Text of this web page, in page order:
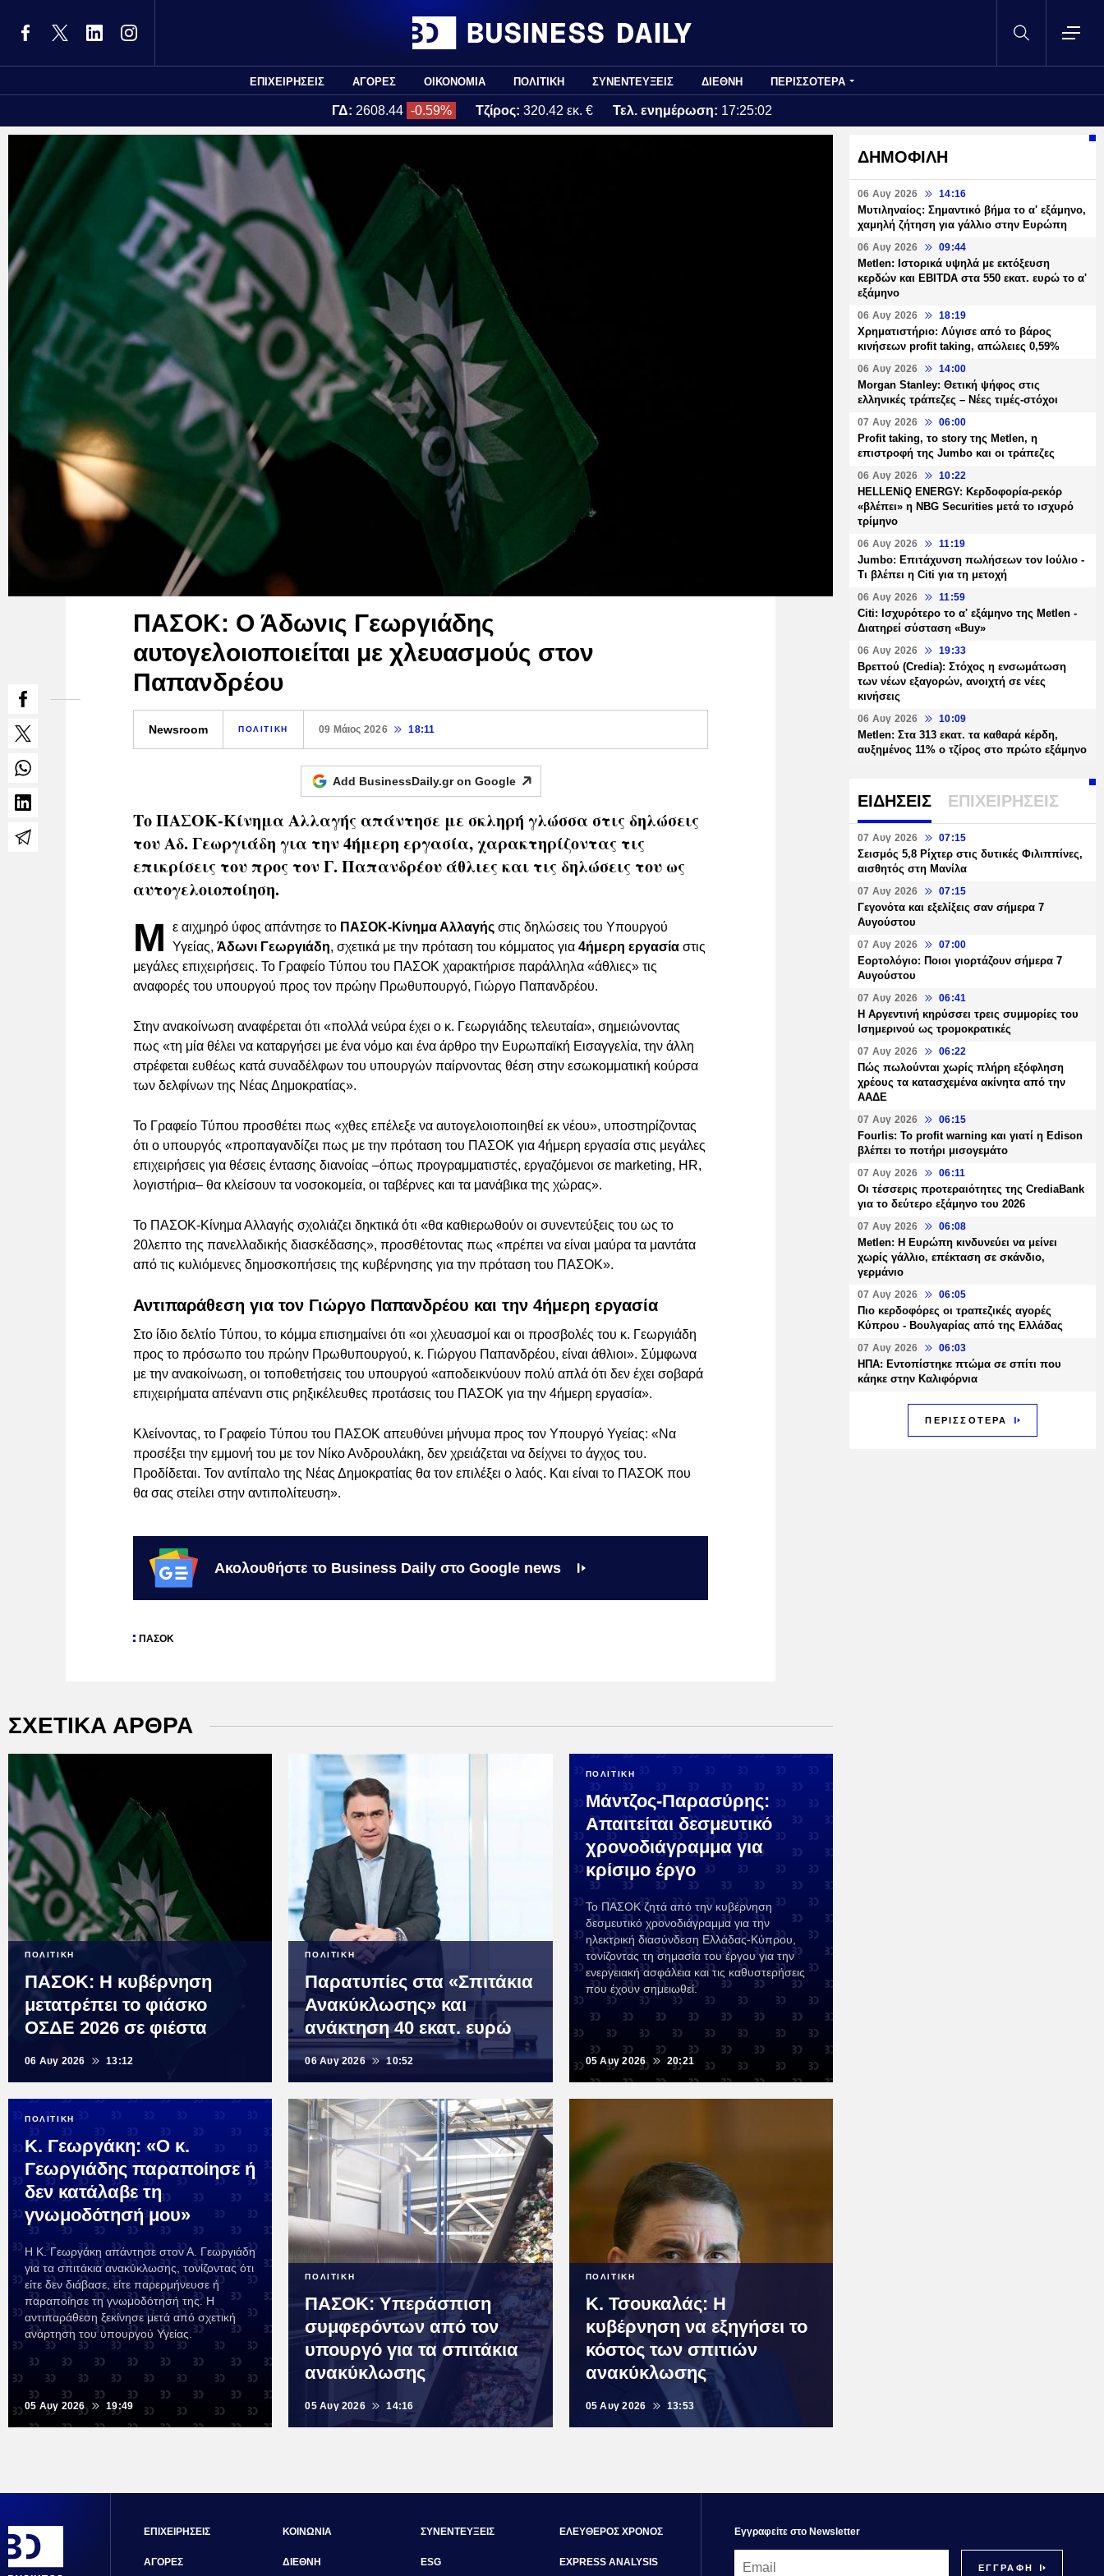
ΕΠΙΧΕΙΡΗΣΕΙΣ ΑΓΟΡΕΣ ΟΙΚΟΝΟΜΙΑ ΠΟΛΙΤΙΚΗ ΣΥΝΕΝΤΕΥΞΕΙΣ ΔΙΕΘΝΗ ΠΕΡΙΣΣΟΤΕΡΑ
ΓΔ: 2608.44 -0.59% Τζίρος: 320.42 εκ. € Τελ. ενημέρωση: 17:25:02
ΠΑΣΟΚ: Ο Άδωνις Γεωργιάδης
αυτογελοιοποιείται με χλευασμούς στον
Παπανδρέου
Newsroom ΠΟΛΙΤΙΚΗ 09 Μάιος 2026 18:11
Add BusinessDaily.gr on Google
Το ΠΑΣΟΚ-Κίνημα Αλλαγής απάντησε με σκληρή γλώσσα στις δηλώσεις
του Αδ. Γεωργιάδη για την 4ήμερη εργασία, χαρακτηρίζοντας τις
επικρίσεις του προς τον Γ. Παπανδρέου άθλιες και τις δηλώσεις του ως
αυτογελοιοποίηση.
Μ ε αιχμηρό ύφος απάντησε το ΠΑΣΟΚ-Κίνημα Αλλαγής στις δηλώσεις του Υπουργού
Υγείας, Άδωνι Γεωργιάδη, σχετικά με την πρόταση του κόμματος για 4ήμερη εργασία στις
μεγάλες επιχειρήσεις. Το Γραφείο Τύπου του ΠΑΣΟΚ χαρακτήρισε παράλληλα «άθλιες» τις
αναφορές του υπουργού προς τον πρώην Πρωθυπουργό, Γιώργο Παπανδρέου.
Στην ανακοίνωση αναφέρεται ότι «πολλά νεύρα έχει ο κ. Γεωργιάδης τελευταία», σημειώνοντας
πως «τη μία θέλει να καταργήσει με ένα νόμο και ένα άρθρο την Ευρωπαϊκή Εισαγγελία, την άλλη
στρέφεται ευθέως κατά συναδέλφων του υπουργών παίρνοντας θέση στην εσωκομματική κούρσα
των δελφίνων της Νέας Δημοκρατίας».
Το Γραφείο Τύπου προσθέτει πως «χθες επέλεξε να αυτογελοιοποιηθεί εκ νέου», υποστηρίζοντας
ότι ο υπουργός «προπαγανδίζει πως με την πρόταση του ΠΑΣΟΚ για 4ήμερη εργασία στις μεγάλες
επιχειρήσεις για θέσεις έντασης διανοίας –όπως προγραμματιστές, εργαζόμενοι σε marketing, HR,
λογιστήρια– θα κλείσουν τα νοσοκομεία, οι ταβέρνες και τα μανάβικα της χώρας».
Το ΠΑΣΟΚ-Κίνημα Αλλαγής σχολιάζει δηκτικά ότι «θα καθιερωθούν οι συνεντεύξεις του ως το
20λεπτο της πανελλαδικής διασκέδασης», προσθέτοντας πως «πρέπει να είναι μαύρα τα μαντάτα
από τις κυλιόμενες δημοσκοπήσεις της κυβέρνησης για την πρόταση του ΠΑΣΟΚ».
Αντιπαράθεση για τον Γιώργο Παπανδρέου και την 4ήμερη εργασία
Στο ίδιο δελτίο Τύπου, το κόμμα επισημαίνει ότι «οι χλευασμοί και οι προσβολές του κ. Γεωργιάδη
προς το πρόσωπο του πρώην Πρωθυπουργού, κ. Γιώργου Παπανδρέου, είναι άθλιοι». Σύμφωνα
με την ανακοίνωση, οι τοποθετήσεις του υπουργού «αποδεικνύουν πολύ απλά ότι δεν έχει σοβαρά
επιχειρήματα απέναντι στις ρηξικέλευθες προτάσεις του ΠΑΣΟΚ για την 4ήμερη εργασία».
Κλείνοντας, το Γραφείο Τύπου του ΠΑΣΟΚ απευθύνει μήνυμα προς τον Υπουργό Υγείας: «Να
προσέξει την εμμονή του με τον Νίκο Ανδρουλάκη, δεν χρειάζεται να δείχνει το άγχος του.
Προδίδεται. Τον αντίπαλο της Νέας Δημοκρατίας θα τον επιλέξει ο λαός. Και είναι το ΠΑΣΟΚ που
θα σας στείλει στην αντιπολίτευση».
Ακολουθήστε το Business Daily στο Google news
ΠΑΣΟΚ
ΣΧΕΤΙΚΑ ΑΡΘΡΑ
ΠΟΛΙΤΙΚΗ
ΠΑΣΟΚ: Η κυβέρνηση
μετατρέπει το φιάσκο
ΟΣΔΕ 2026 σε φιέστα
06 Αυγ 2026 13:12
ΠΟΛΙΤΙΚΗ
Παρατυπίες στα «Σπιτάκια
Ανακύκλωσης» και
ανάκτηση 40 εκατ. ευρώ
06 Αυγ 2026 10:52
ΠΟΛΙΤΙΚΗ
Μάντζος-Παρασύρης:
Απαιτείται δεσμευτικό
χρονοδιάγραμμα για
κρίσιμο έργο
Το ΠΑΣΟΚ ζητά από την κυβέρνηση
δεσμευτικό χρονοδιάγραμμα για την
ηλεκτρική διασύνδεση Ελλάδας-Κύπρου,
τονίζοντας τη σημασία του έργου για την
ενεργειακή ασφάλεια και τις καθυστερήσεις
που έχουν σημειωθεί.
05 Αυγ 2026 20:21
ΠΟΛΙΤΙΚΗ
Κ. Γεωργάκη: «Ο κ.
Γεωργιάδης παραποίησε ή
δεν κατάλαβε τη
γνωμοδότησή μου»
Η Κ. Γεωργάκη απάντησε στον Α. Γεωργιάδη
για τα σπιτάκια ανακύκλωσης, τονίζοντας ότι
είτε δεν διάβασε, είτε παρερμήνευσε ή
παραποίησε τη γνωμοδότησή της. Η
αντιπαράθεση ξεκίνησε μετά από σχετική
ανάρτηση του υπουργού Υγείας.
05 Αυγ 2026 19:49
ΠΟΛΙΤΙΚΗ
ΠΑΣΟΚ: Υπεράσπιση
συμφερόντων από τον
υπουργό για τα σπιτάκια
ανακύκλωσης
05 Αυγ 2026 14:16
ΠΟΛΙΤΙΚΗ
Κ. Τσουκαλάς: Η
κυβέρνηση να εξηγήσει το
κόστος των σπιτιών
ανακύκλωσης
05 Αυγ 2026 13:53
ΔΗΜΟΦΙΛΗ
06 Αυγ 2026 14:16
Μυτιληναίος: Σημαντικό βήμα το α' εξάμηνο,
χαμηλή ζήτηση για γάλλιο στην Ευρώπη
06 Αυγ 2026 09:44
Metlen: Ιστορικά υψηλά με εκτόξευση
κερδών και EBITDA στα 550 εκατ. ευρώ το α'
εξάμηνο
06 Αυγ 2026 18:19
Χρηματιστήριο: Λύγισε από το βάρος
κινήσεων profit taking, απώλειες 0,59%
06 Αυγ 2026 14:00
Morgan Stanley: Θετική ψήφος στις
ελληνικές τράπεζες – Νέες τιμές-στόχοι
07 Αυγ 2026 06:00
Profit taking, το story της Metlen, η
επιστροφή της Jumbo και οι τράπεζες
06 Αυγ 2026 10:22
HELLENiQ ENERGY: Κερδοφορία-ρεκόρ
«βλέπει» η NBG Securities μετά το ισχυρό
τρίμηνο
06 Αυγ 2026 11:19
Jumbo: Επιτάχυνση πωλήσεων τον Ιούλιο -
Τι βλέπει η Citi για τη μετοχή
06 Αυγ 2026 11:59
Citi: Ισχυρότερο το α' εξάμηνο της Metlen -
Διατηρεί σύσταση «Buy»
06 Αυγ 2026 19:33
Βρεττού (Credia): Στόχος η ενσωμάτωση
των νέων εξαγορών, ανοιχτή σε νέες
κινήσεις
06 Αυγ 2026 10:09
Metlen: Στα 313 εκατ. τα καθαρά κέρδη,
αυξημένος 11% ο τζίρος στο πρώτο εξάμηνο
ΕΙΔΗΣΕΙΣ ΕΠΙΧΕΙΡΗΣΕΙΣ
07 Αυγ 2026 07:15
Σεισμός 5,8 Ρίχτερ στις δυτικές Φιλιππίνες,
αισθητός στη Μανίλα
07 Αυγ 2026 07:15
Γεγονότα και εξελίξεις σαν σήμερα 7
Αυγούστου
07 Αυγ 2026 07:00
Εορτολόγιο: Ποιοι γιορτάζουν σήμερα 7
Αυγούστου
07 Αυγ 2026 06:41
Η Αργεντινή κηρύσσει τρεις συμμορίες του
Ισημερινού ως τρομοκρατικές
07 Αυγ 2026 06:22
Πώς πωλούνται χωρίς πλήρη εξόφληση
χρέους τα κατασχεμένα ακίνητα από την
ΑΑΔΕ
07 Αυγ 2026 06:15
Fourlis: Το profit warning και γιατί η Edison
βλέπει το ποτήρι μισογεμάτο
07 Αυγ 2026 06:11
Οι τέσσερις προτεραιότητες της CrediaBank
για το δεύτερο εξάμηνο του 2026
07 Αυγ 2026 06:08
Metlen: Η Ευρώπη κινδυνεύει να μείνει
χωρίς γάλλιο, επέκταση σε σκάνδιο,
γερμάνιο
07 Αυγ 2026 06:05
Πιο κερδοφόρες οι τραπεζικές αγορές
Κύπρου - Βουλγαρίας από της Ελλάδας
07 Αυγ 2026 06:03
ΗΠΑ: Εντοπίστηκε πτώμα σε σπίτι που
κάηκε στην Καλιφόρνια
ΠΕΡΙΣΣΟΤΕΡΑ
ΕΠΙΧΕΙΡΗΣΕΙΣ
ΑΓΟΡΕΣ
ΚΟΙΝΩΝΙΑ
ΔΙΕΘΝΗ
ΣΥΝΕΝΤΕΥΞΕΙΣ
ESG
ΕΛΕΥΘΕΡΟΣ ΧΡΟΝΟΣ
EXPRESS ANALYSIS
Εγγραφεiτε στο Newsletter